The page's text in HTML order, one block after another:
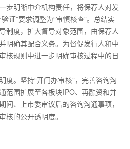
步明晰中介机构责任，将保荐人对发
证”要求调整为“审慎核查”。总结实
制度，扩大督导对象范围，由保荐人
明确其配合义务。为督促发行人和中
核规则中进一步明确审核过程中的日
度。坚持“开门办审核”，完善咨询沟
范围扩展至各板块IPO、再融资和并
间、上市委审议后的咨询沟通事项，
核的公开透明度。